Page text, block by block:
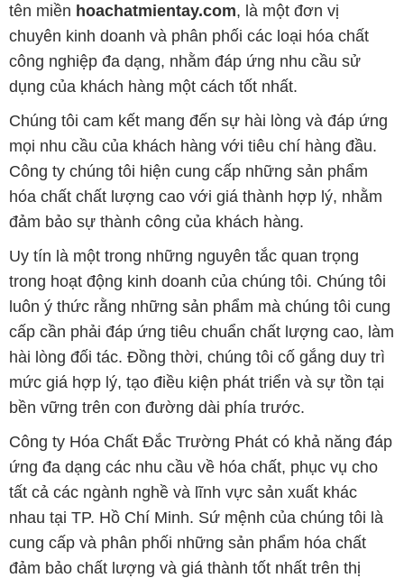
tên miền hoachatmientay.com, là một đơn vị
chuyên kinh doanh và phân phối các loại hóa chất
công nghiệp đa dạng, nhằm đáp ứng nhu cầu sử
dụng của khách hàng một cách tốt nhất.
Chúng tôi cam kết mang đến sự hài lòng và đáp ứng
mọi nhu cầu của khách hàng với tiêu chí hàng đầu.
Công ty chúng tôi hiện cung cấp những sản phẩm
hóa chất chất lượng cao với giá thành hợp lý, nhằm
đảm bảo sự thành công của khách hàng.
Uy tín là một trong những nguyên tắc quan trọng
trong hoạt động kinh doanh của chúng tôi. Chúng tôi
luôn ý thức rằng những sản phẩm mà chúng tôi cung
cấp cần phải đáp ứng tiêu chuẩn chất lượng cao, làm
hài lòng đối tác. Đồng thời, chúng tôi cố gắng duy trì
mức giá hợp lý, tạo điều kiện phát triển và sự tồn tại
bền vững trên con đường dài phía trước.
Công ty Hóa Chất Đắc Trường Phát có khả năng đáp
ứng đa dạng các nhu cầu về hóa chất, phục vụ cho
tất cả các ngành nghề và lĩnh vực sản xuất khác
nhau tại TP. Hồ Chí Minh. Sứ mệnh của chúng tôi là
cung cấp và phân phối những sản phẩm hóa chất
đảm bảo chất lượng và giá thành tốt nhất trên thị